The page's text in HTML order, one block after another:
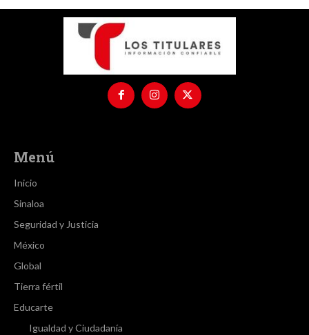
Menú
Inicio
Sinaloa
Seguridad y Justicia
México
Global
Tierra fértil
Educarte
Igualdad y Ciudadanía